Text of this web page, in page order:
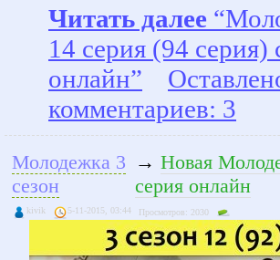
Читать далее
14 серия (94 серия)
онлайн”
комментариев: 3
Молодежка 3
сезон
→ Новая
серия онлайн
kivik 5-11-2015, 03:44 Просмотров: 2030